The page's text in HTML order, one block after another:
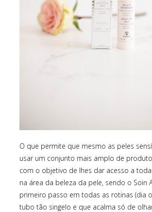
O que permite que mesmo as peles
usar um conjunto mais amplo de
com o objetivo de lhes dar acesso a
na área da beleza da pele, sendo o Soin
primeiro passo em todas as rotinas (dia
tubo tão singelo e que acalma só de